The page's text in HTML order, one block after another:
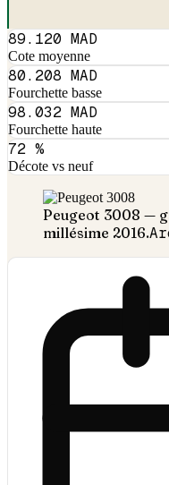
89.120 MAD
Cote moyenne
80.208 MAD
Fourchette basse
98.032 MAD
Fourchette haute
72 %
Décote vs neuf
Peugeot 3008 —
millésime 2016.